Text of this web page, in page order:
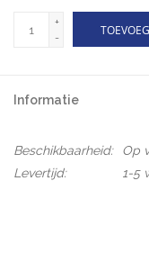
+
-
Informatie
Beschikbaarheid: Op
Levertijd:
1-5